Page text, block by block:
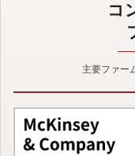
コ
主要ファー